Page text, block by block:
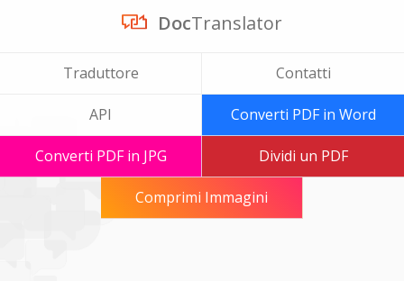
DocTranslator
Traduttore Contatti
API Converti PDF in Word
Converti PDF in JPG Dividi un PDF
Comprimi Immagini